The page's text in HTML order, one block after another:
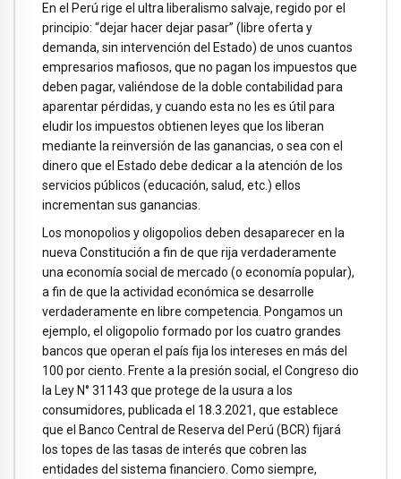
En el Perú rige el ultra liberalismo salvaje, regido por el
principio: “dejar hacer dejar pasar” (libre oferta y
demanda, sin intervención del Estado) de unos cuantos
empresarios mafiosos, que no pagan los impuestos que
deben pagar, valiéndose de la doble contabilidad para
aparentar pérdidas, y cuando esta no les es útil para
eludir los impuestos obtienen leyes que los liberan
mediante la reinversión de las ganancias, o sea con el
dinero que el Estado debe dedicar a la atención de los
servicios públicos (educación, salud, etc.) ellos
incrementan sus ganancias.
Los monopolios y oligopolios deben desaparecer en la
nueva Constitución a fin de que rija verdaderamente
una economía social de mercado (o economía popular),
a fin de que la actividad económica se desarrolle
verdaderamente en libre competencia. Pongamos un
ejemplo, el oligopolio formado por los cuatro grandes
bancos que operan el país fija los intereses en más del
100 por ciento. Frente a la presión social, el Congreso dio
la Ley N° 31143 que protege de la usura a los
consumidores, publicada el 18.3.2021, que establece
que el Banco Central de Reserva del Perú (BCR) fijará
los topes de las tasas de interés que cobren las
entidades del sistema financiero. Como siempre,